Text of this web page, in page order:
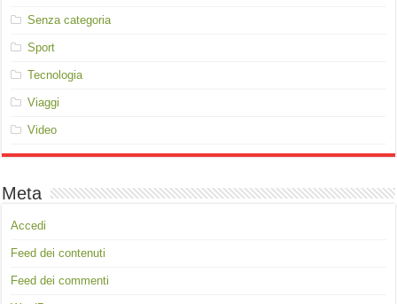
Senza categoria
Sport
Tecnologia
Viaggi
Video
Meta
Accedi
Feed dei contenuti
Feed dei commenti